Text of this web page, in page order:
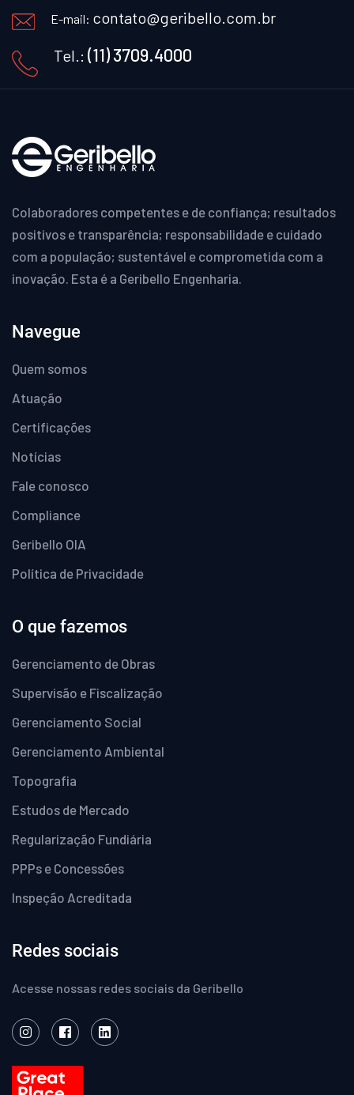
E-mail: contato@geribello.com.br
Tel.: (11) 3709.4000
Colaboradores competentes e de confiança; resultados
positivos e transparência; responsabilidade e cuidado
com a população; sustentável e comprometida com a
inovação. Esta é a Geribello Engenharia.
Navegue
Quem somos
Atuação
Certificações
Notícias
Fale conosco
Compliance
Geribello OIA
Política de Privacidade
O que fazemos
Gerenciamento de Obras
Supervisão e Fiscalização
Gerenciamento Social
Gerenciamento Ambiental
Topografia
Estudos de Mercado
Regularização Fundiária
PPPs e Concessões
Inspeção Acreditada
Redes sociais
Acesse nossas redes sociais da Geribello